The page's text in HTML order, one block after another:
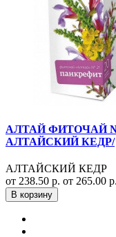
АЛТАЙ ФИТОЧАЙ
АЛТАЙСКИЙ КЕДР/
АЛТАЙСКИЙ КЕДР
от 238.50 р. от 265.00 р.
В корзину